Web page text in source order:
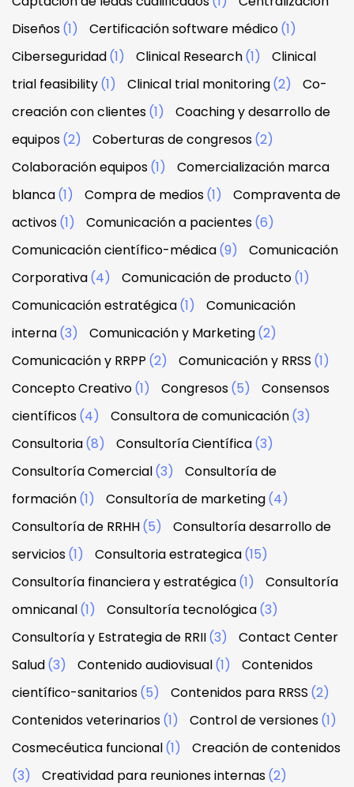
Diseños(1) Certificación software médico(1)
Ciberseguridad(1) Clinical Research(1)
Clinical
trial feasibility(1) Clinical trial monitoring(2)
Co-
creación con clientes(1)
Coaching y desarrollo de
equipos(2) Coberturas de congresos(2)
Colaboración equipos(1)
Comercialización marca
blanca(1) Compra de medios(1)
Compraventa de
activos(1) Comunicación a pacientes(6)
Comunicación científico-médica(9)
Comunicación
Corporativa(4) Comunicación de producto(1)
Comunicación estratégica(1)
Comunicación
interna(3) Comunicación y Marketing(2)
Comunicación y RRPP (2) Comunicación y RRSS (1)
Concepto Creativo(1) Congresos(5)
Consensos
científicos(4) Consultora de comunicación(3)
Consultoria(8) Consultoría Científica(3)
Consultoría Comercial(3)
Consultoría de
formación(1) Consultoría de marketing(4)
Consultoría de RRHH(5)
Consultoría desarrollo de
servicios(1) Consultoria estrategica(15)
Consultoría financiera y estratégica(1)
Consultoría
omnicanal(1) Consultoría tecnológica(3)
Consultoría y Estrategia de RRII(3)
Contact Center
Salud(3) Contenido audiovisual(1)
Contenidos
científico-sanitarios(5) Contenidos para RRSS (2)
Contenidos veterinarios(1) Control de versiones(1)
Cosmecéutica funcional(1)
Creación de contenidos
(3)
Creatividad para reuniones internas(2)